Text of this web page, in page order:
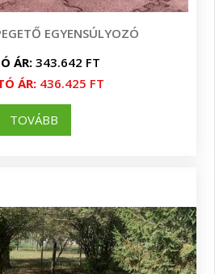
EGYENSÚLYOZÓ
ÁR:343.642 FT
ÁR:436.425 FT
TOVÁBB